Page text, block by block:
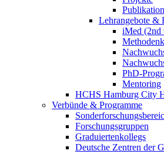
Lehrangebote &
iMed (2nd
PhD-
Mentoring
HCHS Hamburg City
Verbünde & Programme
Forschungsgruppen
Graduiertenkollegs
Deutsche Zentren der